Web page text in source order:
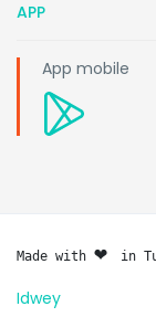
APP
App mobile
Made with ❤️ in
Idwey